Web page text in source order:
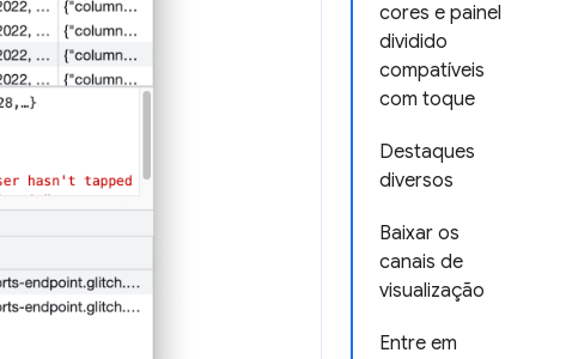
cores e painel
dividido
compatíveis
com toque
Destaques
diversos
Baixar os
canais de
visualização
Entre em